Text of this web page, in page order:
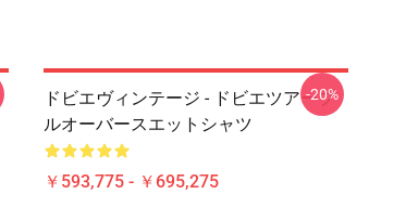
ドビエヴィンテージ - ドビエツアープ
ルオーバースエットシャツ
￥593,775 - ￥695,275
-20%